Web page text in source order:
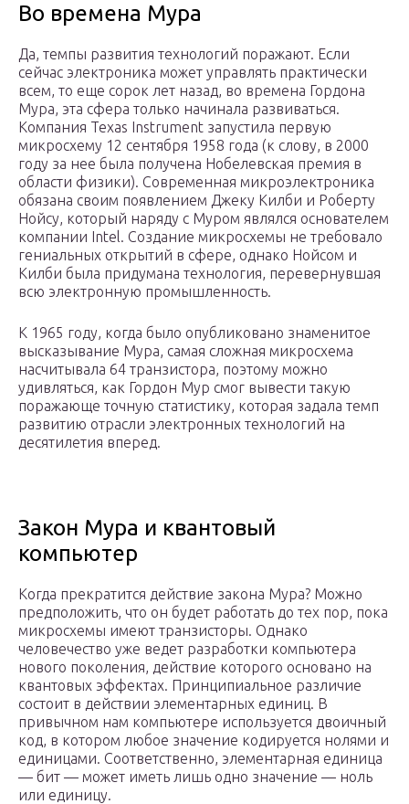
Во времена Мура
Да, темпы развития технологий поражают. Если
сейчас электроника может управлять практически
всем, то еще сорок лет назад, во времена Гордона
Мура, эта сфера только начинала развиваться.
Компания Texas Instrument запустила первую
микросхему 12 сентября 1958 года (к слову, в 2000
году за нее была получена Нобелевская премия в
области физики). Современная микроэлектроника
обязана своим появлением Джеку Килби и Роберту
Нойсу, который наряду с Муром являлся основателем
компании Intel. Создание микросхемы не требовало
гениальных открытий в сфере, однако Нойсом и
Килби была придумана технология, перевернувшая
всю электронную промышленность.
К 1965 году, когда было опубликовано знаменитое
высказывание Мура, самая сложная микросхема
насчитывала 64 транзистора, поэтому можно
удивляться, как Гордон Мур смог вывести такую
поражающе точную статистику, которая задала темп
развитию отрасли электронных технологий на
десятилетия вперед.
Закон Мура и квантовый
компьютер
Когда прекратится действие закона Мура? Можно
предположить, что он будет работать до тех пор, пока
микросхемы имеют транзисторы. Однако
человечество уже ведет разработки компьютера
нового поколения, действие которого основано на
квантовых эффектах. Принципиальное различие
состоит в действии элементарных единиц. В
привычном нам компьютере используется двоичный
код, в котором любое значение кодируется нолями и
единицами. Соответственно, элементарная единица
— бит — может иметь лишь одно значение — ноль
или единицу.